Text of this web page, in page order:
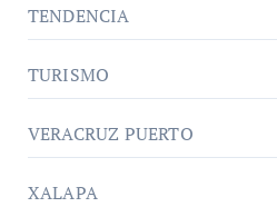
TENDENCIA
TURISMO
VERACRUZ PUERTO
XALAPA